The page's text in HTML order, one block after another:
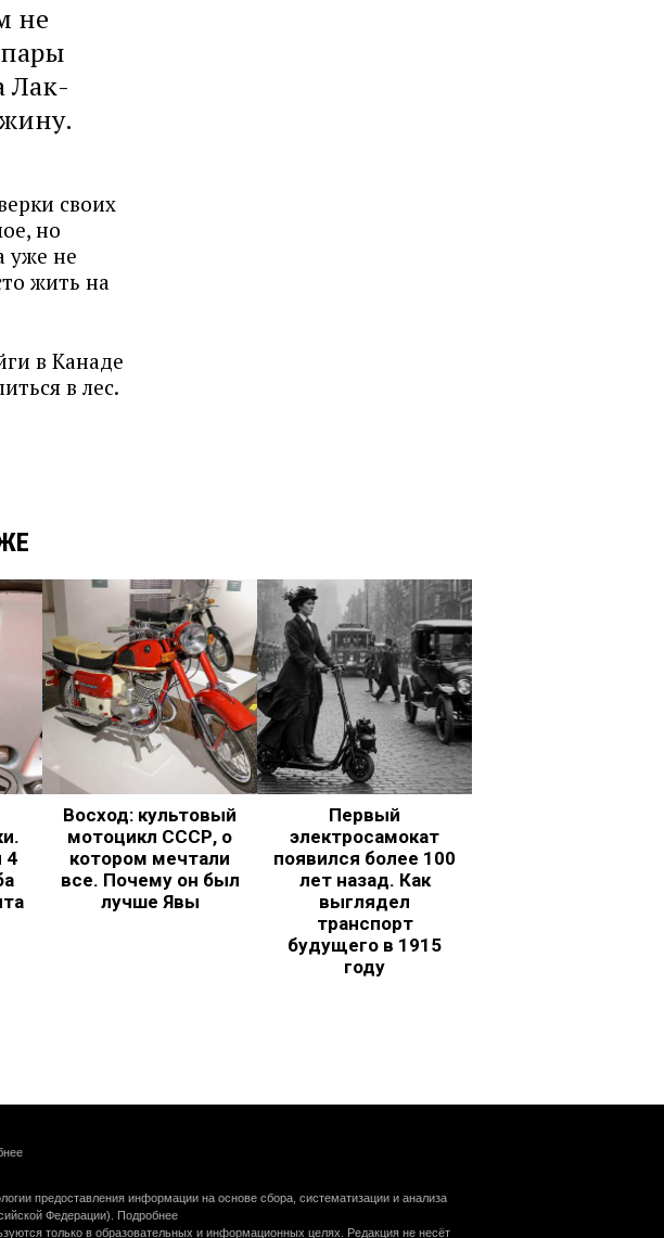
не
Лак-
своих
но
уже не
жить на
в Канаде
в лес.
4
Восход: культовый
мотоцикл СССР, о
котором мечтали
все. Почему он был
лучше Явы
Первый
электросамокат
появился более 100
лет назад. Как
выглядел
транспорт
будущего в 1915
году
предоставления информации на основе сбора, систематизации и анализа
Федерации). Подробнее
только в образовательных и информационных целях. Редакция не несёт